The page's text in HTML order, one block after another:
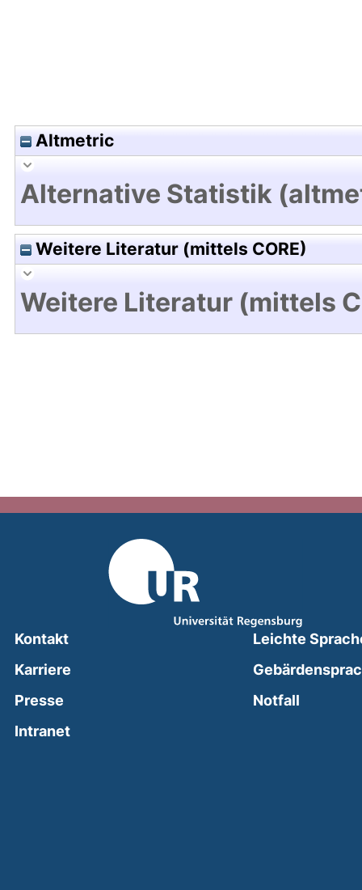
Altmetric
Alternative Statistik
Weitere Literatur (mittels CORE)
Weitere Literatur (mittels
Kontakt
Karriere
Presse
Intranet(external link, opens in a new window)
Leichte
Notfall